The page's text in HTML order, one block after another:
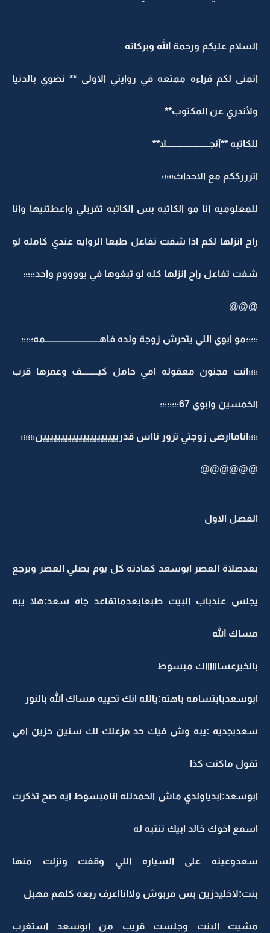
السلام عليكم ورحمة الله وبركاته
اتمنى لكم قراءه ممتعه في روايتي الاولى ** نضوي بالدنيا
ولأندري عن المكتوب**
للكاتبه **آنجــــــــــــــــــــــــلا**
اترررككم مع الاحداث؛؛؛؛؛
للمعلوميه انا مو الكاتبه بس الكاتبه تقربلي واعطتنيها وانا
راح انزلها لكم اذا شفت تفاعل طبعا الروايه عندي كامله لو
شفت تفاعل راح انزلها كله لو تبغوها في يووووم واحد؛؛؛؛؛
@@@
؛؛؛؛؛مو ابوي اللي يتحرش زوجة ولده فاهــــــــــــــــــــــــــــــمه؛؛؛؛؛
؛؛؛؛انت مجنون معقوله امي حامل كيـــــــــف وعمرها قرب
الخمسين وابوي 67؛؛؛؛؛؛؛؛
؛؛؛؛اناماارضى زوجتي تزور نااس قذرييييييييييييييييييييين؛؛؛؛؛؛
@@@@@@
الفصل الاول
بعدصلاة العصر ابوسعد كعادته كل يوم يصلي العصر ويرجع
يجلس عندباب البيت طبعابعدماتقاعد جاه سعد:هلا يبه
مساك الله
بالخيرعسااااااك مبسوط
ابوسعدبابتسامه باهته:يالله انك تحييه مساك الله بالنور
سعدبجديه :يبه وش فيك حد مزعلك لك سنين حزين امي
تقول ماكنت كذا
ابوسعد:ابدياولدي ماش الحمدلله انامبسوط ايه صح تذكرت
اسمع اخوك خالد ابيك تنتبه له
سعدوعينه على السياره اللي وقفت ونزلت منها
بنت:لاخليدزين بس مربوش ولاانااعرف ربعه كلهم مهبل
مشيت البنت وجلست قريب من ابوسعد استغرب